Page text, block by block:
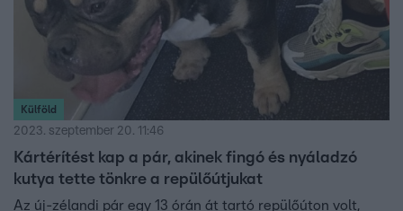
Külföld
2023. szeptember 20. 11:46
Kártérítést kap a pár, akinek fingó és nyáladzó
kutya tette tönkre a repülőútjukat
Az új-zélandi pár egy 13 órán át tartó repülőúton volt,